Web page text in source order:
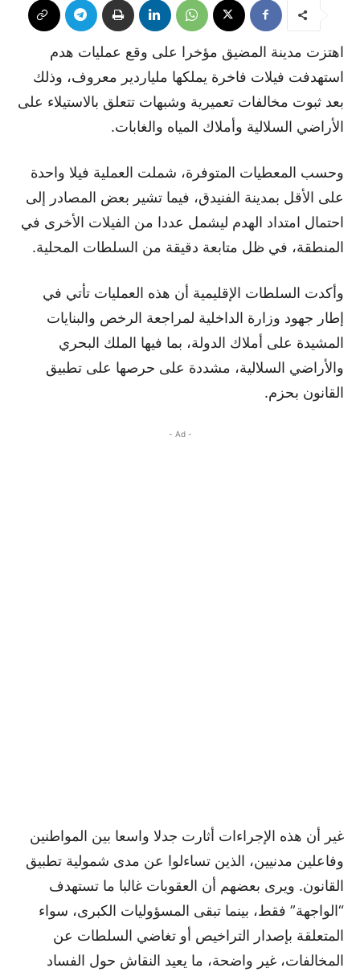
اهتزت مدينة المضيق مؤخرا على وقع عمليات هدم
استهدفت فيلات فاخرة يملكها ملياردير معروف، وذلك
بعد ثبوت مخالفات تعميرية وشبهات تتعلق بالاستيلاء على
الأراضي السلالية وأملاك المياه والغابات.
وحسب المعطيات المتوفرة، شملت العملية فيلا واحدة
على الأقل بمدينة الفنيدق، فيما تشير بعض المصادر إلى
احتمال امتداد الهدم ليشمل عددا من الفيلات الأخرى في
المنطقة، في ظل متابعة دقيقة من السلطات المحلية.
وأكدت السلطات الإقليمية أن هذه العمليات تأتي في
إطار جهود وزارة الداخلية لمراجعة الرخص والبنايات
المشيدة على أملاك الدولة، بما فيها الملك البحري
والأراضي السلالية، مشددة على حرصها على تطبيق
القانون بحزم.
- Ad -
غير أن هذه الإجراءات أثارت جدلا واسعا بين المواطنين
وفاعلين مدنيين، الذين تساءلوا عن مدى شمولية تطبيق
القانون. ويرى بعضهم أن العقوبات غالبا ما تستهدف
“الواجهة” فقط، بينما تبقى المسؤوليات الكبرى، سواء
المتعلقة بإصدار التراخيص أو تغاضي السلطات عن
المخالفات، غير واضحة، ما يعيد النقاش حول الفساد